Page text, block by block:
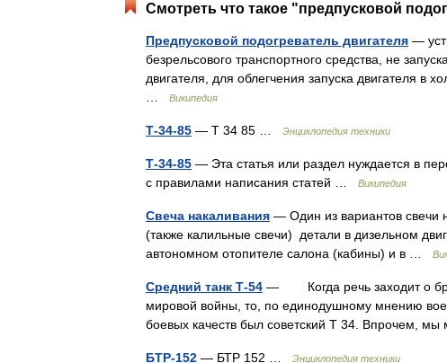
Смотреть что такое "предпусковой
Предпусковой подогреватель двигателя —
безрельсового транспортного средства, не
двигателя, для облегчения запуска двигателя в
Википедия
Т-34-85 — Т 34 85 … Энциклопедия техники
Т-34-85 — Эта статья или раздел нуждается в
с правилами написания статей …
Википедия
Свеча накаливания — Один из вариантов свечи
(также калильные свечи) детали в дизельном
автономном отопителе салона (кабины) и в …
Средний танк Т-54 — Когда речь заходит о
мировой войны, то, по единодушному мнению
боевых качеств был советский Т 34. Впрочем,
БТР-152 — БТР 152 … Энциклопедия техники